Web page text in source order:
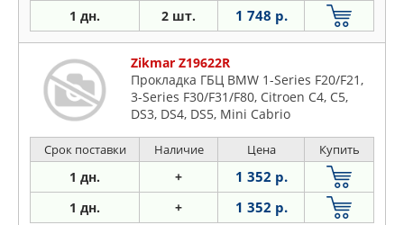
1 дн. 2 шт. 1 748 р.
Zikmar Z19622R
Прокладка ГБЦ BMW 1-Series F20/F21,
3-Series F30/F31/F80, Citroen C4, C5,
DS3, DS4, DS5, Mini Cabrio
Срок поставки Наличие Цена Купить
1 дн. + 1 352 р.
1 дн. + 1 352 р.